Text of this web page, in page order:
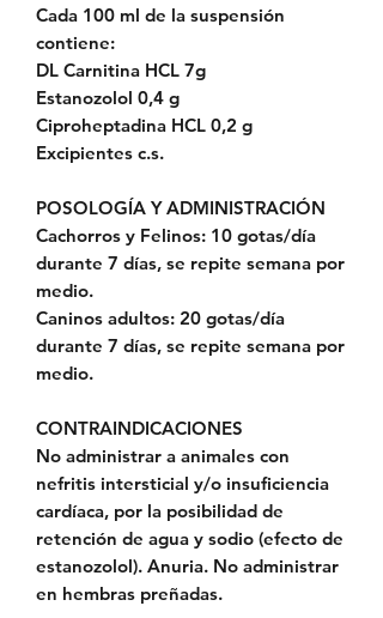
Cada 100 ml de la suspensión
contiene:
DL Carnitina HCL 7g
Estanozolol 0,4 g
Ciproheptadina HCL 0,2 g
Excipientes c.s.
POSOLOGÍA Y ADMINISTRACIÓN
Cachorros y Felinos: 10 gotas/día
durante 7 días, se repite semana por
medio.
Caninos adultos: 20 gotas/día
durante 7 días, se repite semana por
medio.
CONTRAINDICACIONES
No administrar a animales con
nefritis intersticial y/o insuficiencia
cardíaca, por la posibilidad de
retención de agua y sodio (efecto de
estanozolol). Anuria. No administrar
en hembras preñadas.